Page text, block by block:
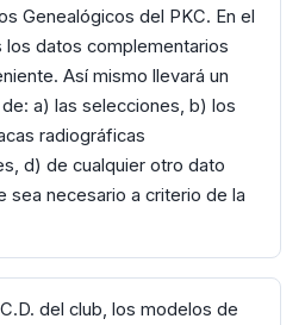
Genealógicos del PKC. En el
los datos complementarios
Así mismo llevará un
a) las selecciones, b) los
radiográficas
d) de cualquier otro dato
sea necesario a criterio de la
del club, los modelos de